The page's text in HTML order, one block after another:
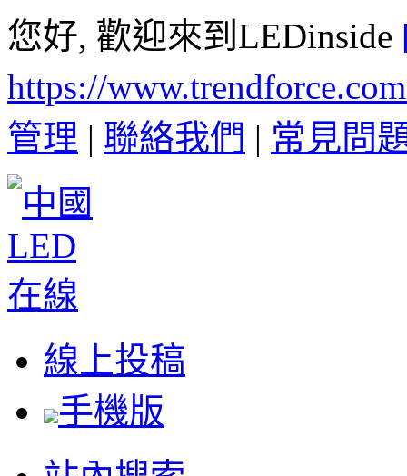
您好, 歡迎來到LEDinside
https://
管理 | 聯絡我們 | 常見問
線上投稿
手機版